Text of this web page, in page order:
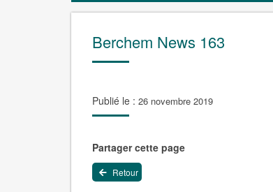
Berchem News 163
Publié le : 26 novembre 2019
Partager cette page
Retour